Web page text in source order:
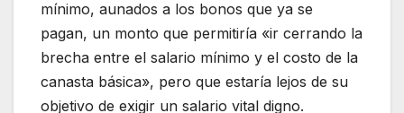
mínimo, aunados a los bonos que ya se
pagan, un monto que permitiría «ir cerrando la
brecha entre el salario mínimo y el costo de la
canasta básica», pero que estaría lejos de su
objetivo de exigir un salario vital digno.